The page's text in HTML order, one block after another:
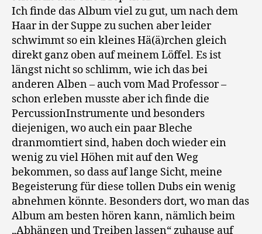
Ich finde das Album viel zu gut, um nach dem
Haar in der Suppe zu suchen aber leider
schwimmt so ein kleines Hä(ä)rchen gleich
direkt ganz oben auf meinem Löffel. Es ist
längst nicht so schlimm, wie ich das bei
anderen Alben – auch vom Mad Professor –
schon erleben musste aber ich finde die
PercussionInstrumente und besonders
diejenigen, wo auch ein paar Bleche
dranmomtiert sind, haben doch wieder ein
wenig zu viel Höhen mit auf den Weg
bekommen, so dass auf lange Sicht, meine
Begeisterung für diese tollen Dubs ein wenig
abnehmen könnte. Besonders dort, wo man das
Album am besten hören kann, nämlich beim
„Abhängen und Treiben lassen“ zuhause auf